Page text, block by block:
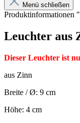
Menü schließen
Produktinformationen
Leuchter aus
Dieser Leuchter ist
aus Zinn
Breite / Ø: 9 cm
Höhe: 4 cm